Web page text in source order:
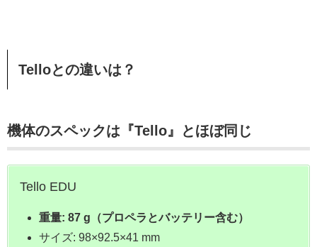
Telloとの違いは？
機体のスペックは『Tello』とほぼ同じ
Tello EDU
重量: 87 g（プロペラとバッテリー含む）
サイズ: 98×92.5×41 mm